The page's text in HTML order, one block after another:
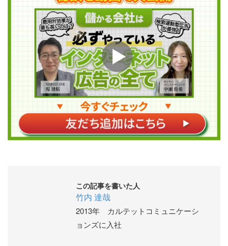
この記事を書いた人
竹内 達哉
2013年 カルテットコミュニケーシ
ョンズに入社